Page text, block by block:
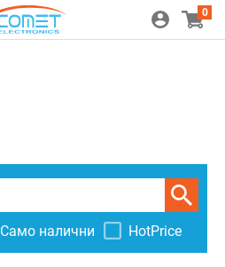
0
Само налични HotPrice